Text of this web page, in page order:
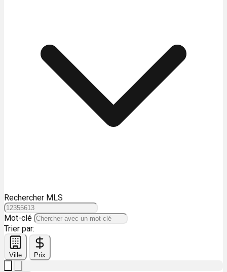
Rechercher MLS
Mot-clé
Trier par:
Ville Prix